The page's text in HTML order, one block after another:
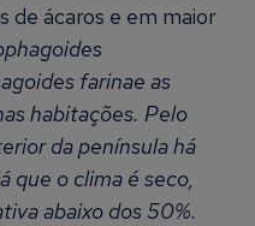
de ácaros e em maior
farinae as
habitações. Pelo
da península há
que o clima é seco,
abaixo dos 50%.